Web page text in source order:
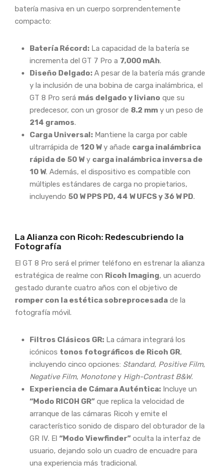
batería masiva en un cuerpo sorprendentemente
compacto:
Batería Récord: La capacidad de la batería se
incrementa del GT 7 Pro a 7,000 mAh.
Diseño Delgado: A pesar de la batería más grande
y la inclusión de una bobina de carga inalámbrica, el
GT 8 Pro será más delgado y liviano que su
predecesor, con un grosor de 8.2 mm y un peso de
214 gramos.
Carga Universal: Mantiene la carga por cable
ultrarrápida de 120 Wy añade carga inalámbrica
rápida de 50 Wy carga inalámbrica inversa de
10 W. Además, el dispositivo es compatible con
múltiples estándares de carga no propietarios,
incluyendo 50 W PPS PD, 44 W UFCS y 36 W PD.
La Alianza con Ricoh: Redescubriendo la
Fotografía
El GT 8 Pro será el primer teléfono en estrenar la alianza
estratégica de realme con Ricoh Imaging, un acuerdo
gestado durante cuatro años con el objetivo de
romper con la estética sobreprocesada de la
fotografía móvil.
Filtros Clásicos GR: La cámara integrará los
icónicos tonos fotográficos de Ricoh GR,
incluyendo cinco opciones: Standard, Positive Film,
Negative Film, Monotoney High-Contrast B&W.
Experiencia de Cámara Auténtica: Incluye un
“Modo RICOH GR” que replica la velocidad de
arranque de las cámaras Ricoh y emite el
característico sonido de disparo del obturador de la
GR IV. El “Modo Viewfinder” oculta la interfaz de
usuario, dejando solo un cuadro de encuadre para
una experiencia más tradicional.